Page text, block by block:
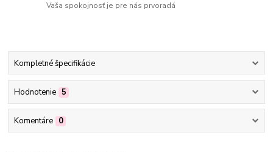
Vaša spokojnosť je pre nás prvoradá
Kompletné špecifikácie
Hodnotenie 5
Komentáre 0